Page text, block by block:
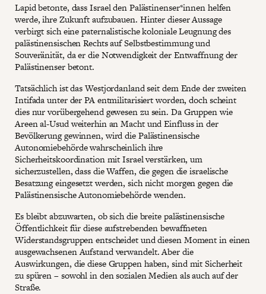
Lapid betonte, dass Israel den Palästinenser*innen helfen
werde, ihre Zukunft aufzubauen. Hinter dieser Aussage
verbirgt sich eine paternalistische koloniale Leugnung des
palästinensischen Rechts auf Selbstbestimmung und
Souveränität, da er die Notwendigkeit der Entwaffnung der
Palästinenser betont.
Tatsächlich ist das Westjordanland seit dem Ende der zweiten
Intifada unter der PA entmilitarisiert worden, doch scheint
dies nur vorübergehend gewesen zu sein. Da Gruppen wie
Areen al-Usud weiterhin an Macht und Einfluss in der
Bevölkerung gewinnen, wird die Palästinensische
Autonomiebehörde wahrscheinlich ihre
Sicherheitskoordination mit Israel verstärken, um
sicherzustellen, dass die Waffen, die gegen die israelische
Besatzung eingesetzt werden, sich nicht morgen gegen die
Palästinensische Autonomiebehörde wenden.
Es bleibt abzuwarten, ob sich die breite palästinensische
Öffentlichkeit für diese aufstrebenden bewaffneten
Widerstandsgruppen entscheidet und diesen Moment in einen
ausgewachsenen Aufstand verwandelt. Aber die
Auswirkungen, die diese Gruppen haben, sind mit Sicherheit
zu spüren – sowohl in den sozialen Medien als auch auf der
Straße.